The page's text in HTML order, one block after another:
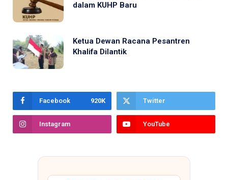
dalam KUHP Baru
Ketua Dewan Racana Pesantren
Khalifa Dilantik
Facebook 920K Twitter
Instagram YouTube